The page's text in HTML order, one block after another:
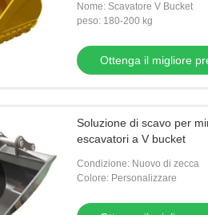
Nome: Scavatore V Bucket
peso: 180-200 kg
Ottenga il migliore
Soluzione di scavo per
escavatori a V bucket
Condizione: Nuovo di zecca
Colore: Personalizzare